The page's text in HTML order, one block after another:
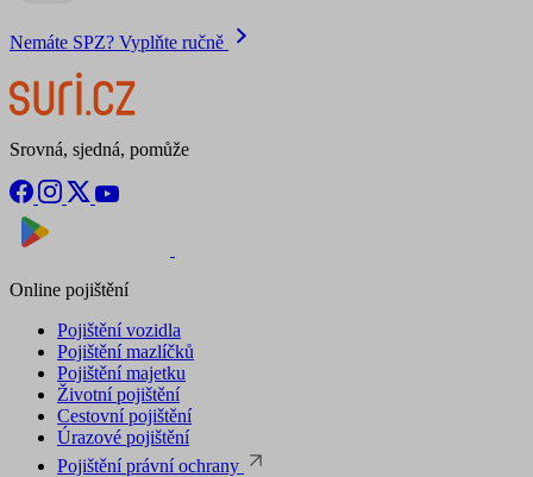
Nemáte SPZ? Vyplňte ručně
Srovná, sjedná, pomůže
Online pojištění
Pojištění vozidla
Pojištění mazlíčků
Pojištění majetku
Životní pojištění
Cestovní pojištění
Úrazové pojištění
Pojištění právní ochrany